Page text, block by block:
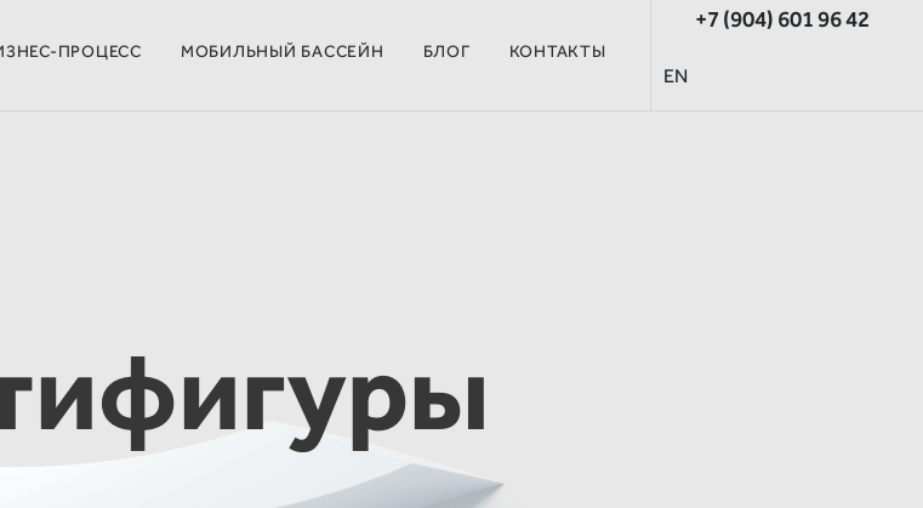
ПРОЦЕСС МОБИЛЬНЫЙ БАССЕЙН БЛОГ КОНТАКТЫ
+7 (904) 601 96 42
EN